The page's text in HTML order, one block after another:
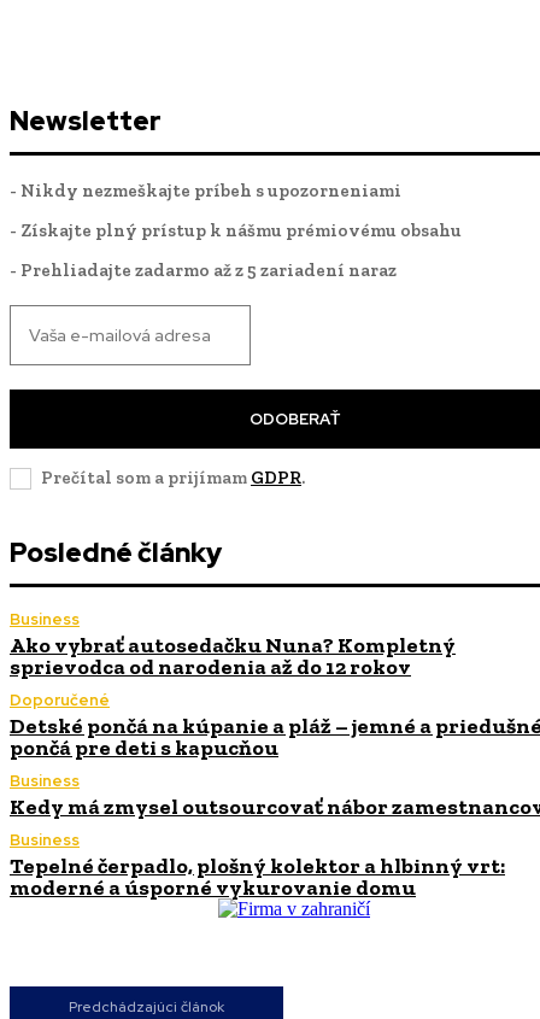
Newsletter
- Nikdy nezmeškajte príbeh s upozorneniami
- Získajte plný prístup k nášmu prémiovému obsahu
- Prehliadajte zadarmo až z 5 zariadení naraz
ODOBERAŤ
Prečítal som a prijímam GDPR.
Posledné články
Business
Ako vybrať autosedačku Nuna? Kompletný
sprievodca od narodenia až do 12 rokov
Doporučené
Detské pončá na kúpanie a pláž – jemné a
pončá pre deti s kapucňou
Business
Kedy má zmysel outsourcovať nábor
Business
Tepelné čerpadlo, plošný kolektor a hlbinný vrt:
moderné a úsporné vykurovanie domu
Predchádzajúci článok